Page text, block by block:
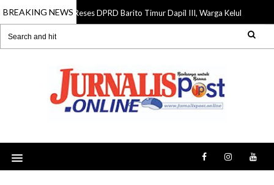
BREAKING NEWS
07 Aug 2026 Reses DPRD Barito Timur Dapil III, Warga Keluhkan